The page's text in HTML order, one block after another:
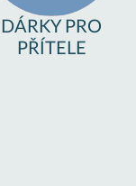
DÁRKY PRO
PŘÍTELE